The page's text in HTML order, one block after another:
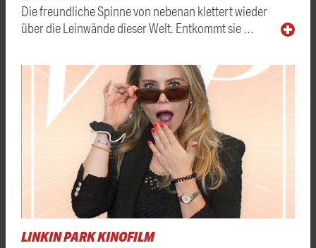
Die freundliche Spinne von nebenan klettert wieder
über die Leinwände dieser Welt. Entkommt sie …
LINKIN PARK KINOFILM